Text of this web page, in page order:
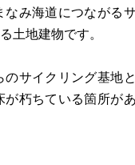
み海道につながる
土地建物です。
サイクリング基地
朽ちている箇所が